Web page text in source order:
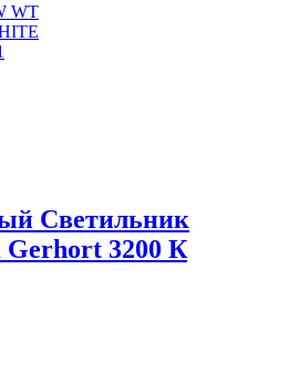
WT
Светильник
Gerhort 3200 К